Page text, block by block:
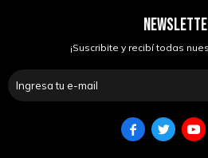
¡Suscribite y recibí todas
  